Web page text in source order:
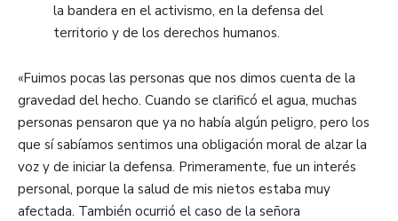
la bandera en el activismo, en la defensa del
territorio y de los derechos humanos.
«Fuimos pocas las personas que nos dimos cuenta de la
gravedad del hecho. Cuando se clarificó el agua, muchas
personas pensaron que ya no había algún peligro, pero los
que sí sabíamos sentimos una obligación moral de alzar la
voz y de iniciar la defensa. Primeramente, fue un interés
personal, porque la salud de mis nietos estaba muy
afectada. También ocurrió el caso de la señora